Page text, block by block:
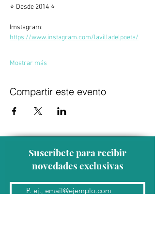
⭐ Desde 2014 ⭐
Imstagram:
https://www.instagram.com/lavilladelpoeta/
Mostrar más
Compartir este evento
Suscríbete para recibir
novedades exclusivas